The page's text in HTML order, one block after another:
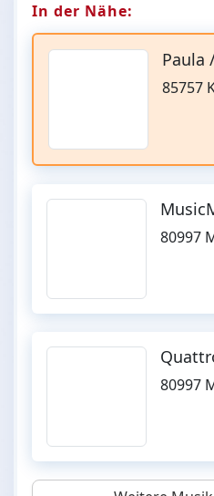
In der Nähe:
Paula
85757
80997
80997